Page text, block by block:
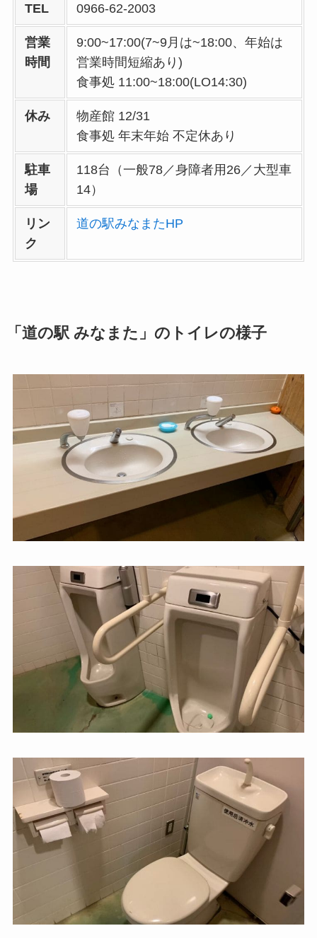
TEL 0966-62-2003
営業
時間
9:00~17:00(7~9月は~18:00、年始は
営業時間短縮あり)
食事処 11:00~18:00(LO14:30)
休み
物産館 12/31
食事処 年末年始 不定休あり
駐車
場
118台（一般78／身障者用26／大型車
14）
リン
ク
道の駅みなまたHP
「道の駅 みなまた」のトイレの様子